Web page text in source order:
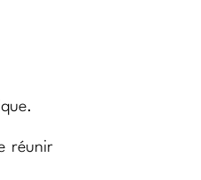
réunir